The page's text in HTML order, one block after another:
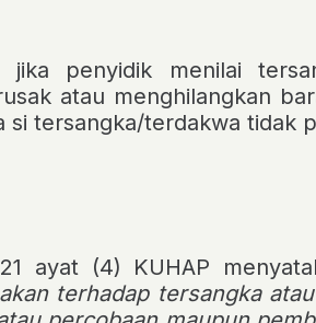
penyidik menilai
atau menghilangkan
si tersangka/terdakwa tidak
ayat (4) KUHAP
terhadap tersangka